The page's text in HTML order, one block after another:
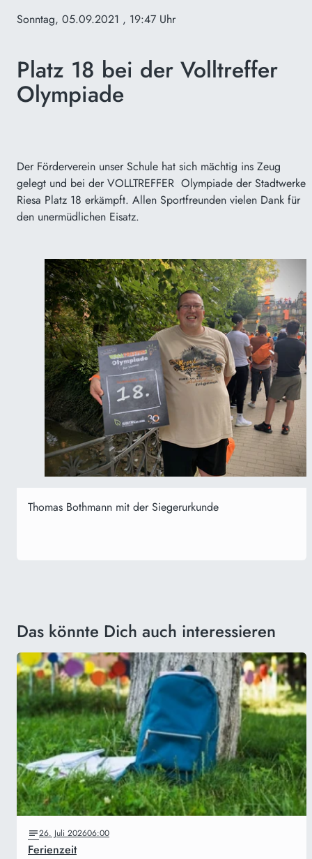
Sonntag, 05.09.2021 , 19:47 Uhr
Platz 18 bei der Volltreffer
Olympiade
Der Förderverein unser Schule hat sich mächtig ins Zeug
gelegt und bei der VOLLTREFFER Olympiade der Stadtwerke
Riesa Platz 18 erkämpft. Allen Sportfreunden vielen Dank für
den unermüdlichen Eisatz.
Thomas Bothmann mit der Siegerurkunde
Das könnte Dich auch interessieren
26. Juli 202606:00
Ferienzeit